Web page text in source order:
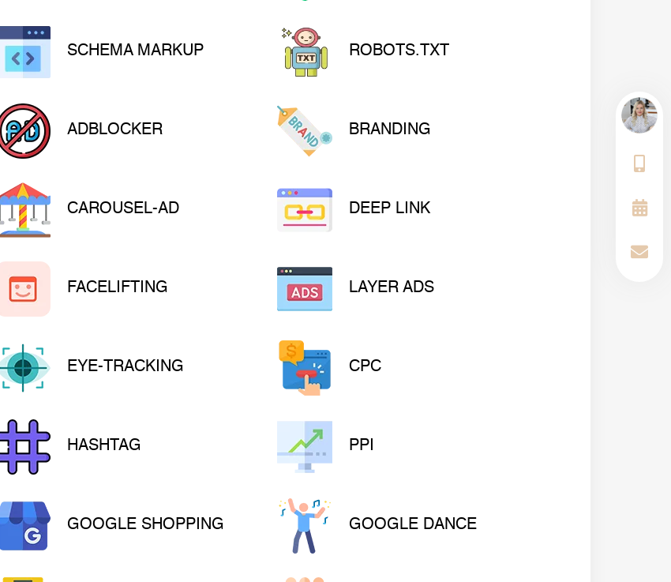
SCHEMA MARKUP ROBOTS.TXT
ADBLOCKER BRANDING
CAROUSEL-AD DEEP LINK
FACELIFTING LAYER ADS
EYE-TRACKING CPC
HASHTAG PPI
GOOGLE SHOPPING GOOGLE DANCE